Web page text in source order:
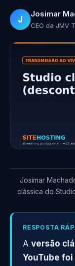
J
Josimar
CEO da JMV
Josimar
clássica do
RESPOSTA
A versão
YouTube